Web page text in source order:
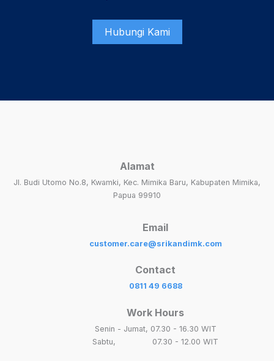
Hubungi Kami
Alamat
Jl. Budi Utomo No.8, Kwamki, Kec. Mimika Baru, Kabupaten Mimika,
Papua 99910
Email
customer.care@srikandimk.com
Contact
0811 49 6688
Work Hours
Senin - Jumat, 07.30 - 16.30 WIT
Sabtu, 07.30 - 12.00 WIT